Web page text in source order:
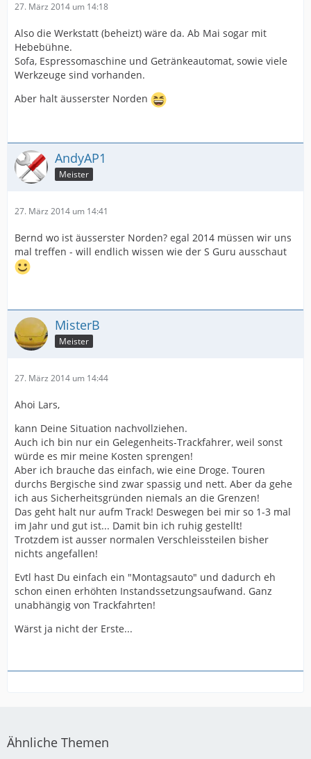
27. März 2014 um 14:18
Also die Werkstatt (beheizt) wäre da. Ab Mai sogar mit
Hebebühne.
Sofa, Espressomaschine und Getränkeautomat, sowie viele
Werkzeuge sind vorhanden.
Aber halt äusserster Norden
AndyAP1
Meister
27. März 2014 um 14:41
Bernd wo ist äusserster Norden? egal 2014 müssen wir uns
mal treffen - will endlich wissen wie der S Guru ausschaut
MisterB
Meister
27. März 2014 um 14:44
Ahoi Lars,
kann Deine Situation nachvollziehen.
Auch ich bin nur ein Gelegenheits-Trackfahrer, weil sonst
würde es mir meine Kosten sprengen!
Aber ich brauche das einfach, wie eine Droge. Touren
durchs Bergische sind zwar spassig und nett. Aber da gehe
ich aus Sicherheitsgründen niemals an die Grenzen!
Das geht halt nur aufm Track! Deswegen bei mir so 1-3 mal
im Jahr und gut ist... Damit bin ich ruhig gestellt!
Trotzdem ist ausser normalen Verschleissteilen bisher
nichts angefallen!
Evtl hast Du einfach ein "Montagsauto" und dadurch eh
schon einen erhöhten Instandssetzungsaufwand. Ganz
unabhängig von Trackfahrten!
Wärst ja nicht der Erste...
Ähnliche Themen